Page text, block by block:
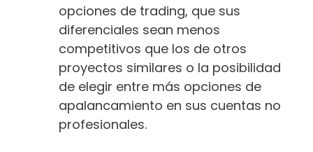
opciones de trading, que sus
diferenciales sean menos
competitivos que los de otros
proyectos similares o la posibilidad
de elegir entre más opciones de
apalancamiento en sus cuentas no
profesionales.